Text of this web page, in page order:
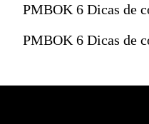
PMBOK 6 Dicas de
PMBOK 6 Dicas de